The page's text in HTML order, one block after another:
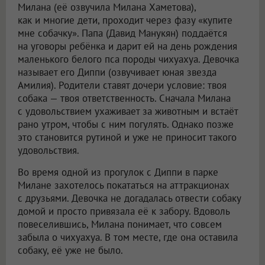
Милана (её озвучила Милана Хаметова),
как и многие дети, проходит через фазу «купите
мне собачку». Папа (Давид Манукян) поддаётся
на уговоры ребёнка и дарит ей на день рождения
маленького белого пса породы чихуахуа. Девочка
называет его Диппи (озвучивает юная звезда
Амилия). Родители ставят дочери условие: твоя
собака — твоя ответственность. Сначала Милана
с удовольствием ухаживает за животным и встаёт
рано утром, чтобы с ним погулять. Однако позже
это становится рутиной и уже не приносит такого
удовольствия.
Во время одной из прогулок с Диппи в парке
Милане захотелось покататься на аттракционах
с друзьями. Девочка не догадалась отвести собаку
домой и просто привязала её к забору. Вдоволь
повеселившись, Милана понимает, что совсем
забыла о чихуахуа. В том месте, где она оставила
собаку, её уже не было.